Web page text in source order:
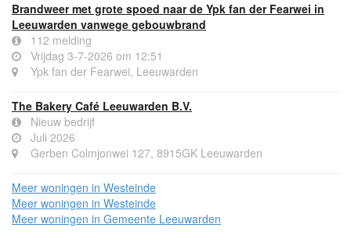
Brandweer met grote spoed naar de Ypk fan der Fearwei in
Leeuwarden vanwege gebouwbrand
112 melding
Vrijdag 3-7-2026 om 12:51
Ypk fan der Fearwei, Leeuwarden
The Bakery Café Leeuwarden B.V.
Nieuw bedrijf
Juli 2026
Gerben Colmjonwei 127, 8915GK Leeuwarden
Meer woningen in Westeinde
Meer woningen in Westeinde
Meer woningen in Gemeente Leeuwarden